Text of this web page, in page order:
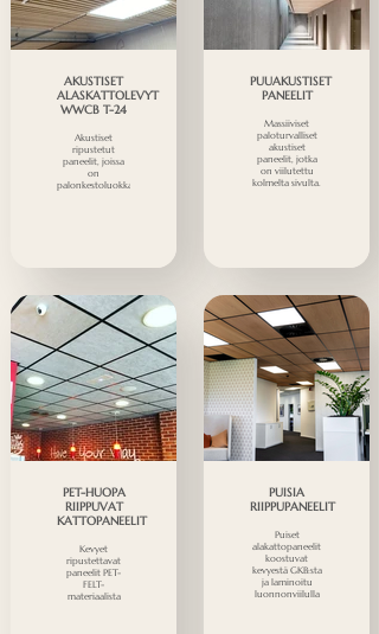
AKUSTISET
ALASKATTOLEVYT
WWCB T-24
Akustiset
ripustetut
paneelit, joissa
on
palonkestoluokka.
PUUAKUSTISET
PANEELIT
Massiiviset
paloturvalliset
akustiset
paneelit, jotka
on viilutettu
kolmelta sivulta.
PET-HUOPA
RIIPPUVAT
KATTOPANEELIT
Kevyet
ripustettavat
paneelit PET-
FELT-
materiaalista
PUISIA
RIIPPUPANEELIT
Puiset
alakattopaneelit
koostuvat
kevyestä GKB:sta
ja laminoitu
luonnonviilulla